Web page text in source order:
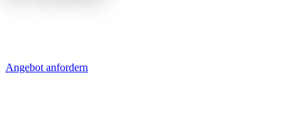
Angebot anfordern